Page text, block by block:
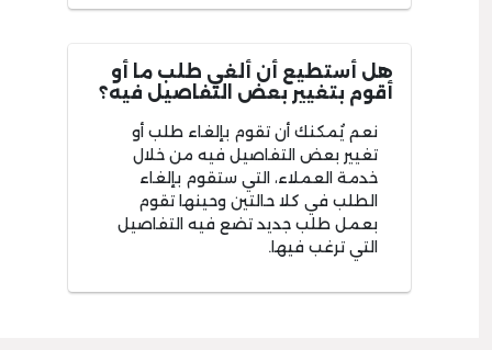
هل أستطيع أن ألغي طلب ما أو
أقوم بتغيير بعض التفاصيل فيه؟
نعم يُمكنك أن تقوم بإلغاء طلب أو
تغيير بعض التفاصيل فيه من خلال
خدمة العملاء، التي ستقوم بإلغاء
الطلب في كلا حالتين وحينها تقوم
بعمل طلب جديد تضع فيه التفاصيل
التي ترغب فيها.